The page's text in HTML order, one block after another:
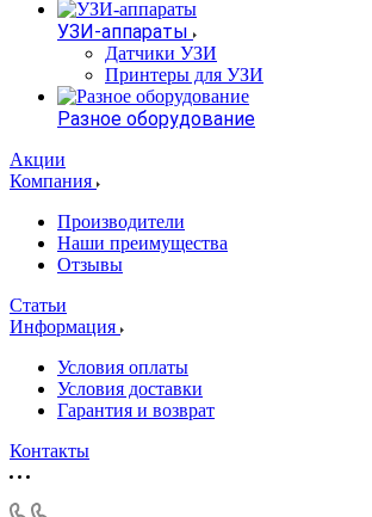
УЗИ-аппараты
Датчики УЗИ
Принтеры для УЗИ
Разное оборудование
Акции
Компания
Производители
Наши преимущества
Отзывы
Статьи
Информация
Условия оплаты
Условия доставки
Гарантия и возврат
Контакты